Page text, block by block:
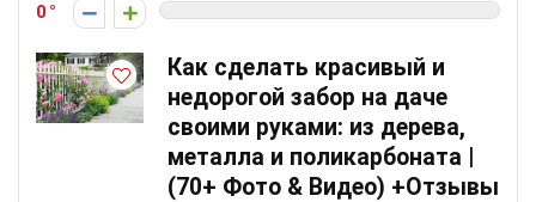
0
Как сделать красивый и
недорогой забор на даче
своими руками: из дерева,
металла и поликарбоната |
(70+ Фото & Видео) +Отзывы